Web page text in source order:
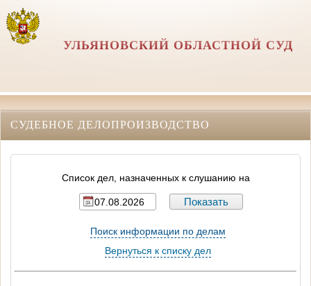
УЛЬЯНОВСКИЙ ОБЛАСТНОЙ СУД
СУДЕБНОЕ ДЕЛОПРОИЗВОДСТВО
Список дел, назначенных к слушанию на
Поиск информации по делам
Вернуться к списку дел